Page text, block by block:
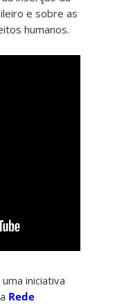
e sobre as
humanos.
iniciativa
Rede